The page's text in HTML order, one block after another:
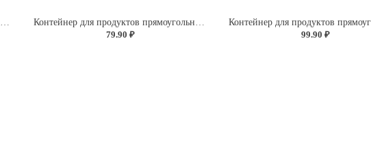
Платформа усиленная со сменной насадкой "Экстра Синель" (без определения цвета)
Контейнер для продуктов прямоугольный 0,5л (светло-розовый)
79.90 ₽
99.90 ₽